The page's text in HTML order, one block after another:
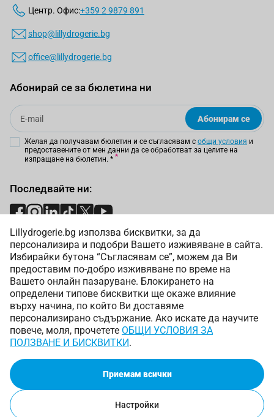
Lillydrogerie.bg използва бисквитки, за да
персонализира и подобри Вашето изживяване в сайта.
Избирайки бутона “Съгласявам се”, можем да Ви
предоставим по-добро изживяване по време на
Вашето онлайн пазаруване. Блокирането на
определени типове бисквитки ще окаже влияние
върху начина, по който Ви доставяме
персонализирано съдържание. Ако искате да научите
повече, моля, прочетете ОБЩИ УСЛОВИЯ ЗА
ПОЛЗВАНЕ И БИСКВИТКИ.
Приемам всички
Настройки
Центр. Офис:+359 2 9879 891
shop@lillydrogerie.bg
office@lillydrogerie.bg
Абонирай се за бюлетина ни
Email
Абонирам се
Желая да получавам бюлетин и се съгласявам с общи условия и
предоставените от мен данни да се обработват за целите на
изпращане на бюлетин. *
Последвайте ни:
Начини на плащане:
Начини на доставка:
Copyright © 2025 Лили Дрогерие ЕООД. Всички права
запазени.
Онлайн магазин от